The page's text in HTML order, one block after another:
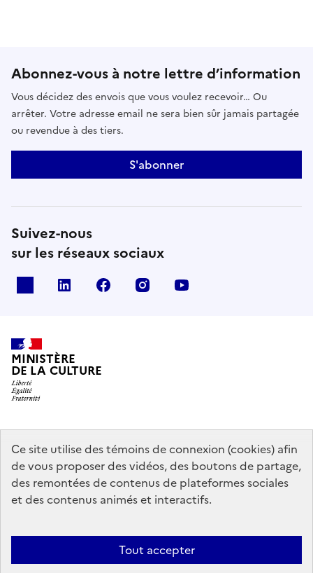
Ce site utilise des témoins de connexion (cookies) afin
de vous proposer des vidéos, des boutons de partage,
des remontées de contenus de plateformes sociales
et des contenus animés et interactifs.
Tout accepter
Abonnez-vous à notre lettre d’information
Vous décidez des envois que vous voulez recevoir… Ou
arrêter. Votre adresse email ne sera bien sûr jamais partagée
ou revendue à des tiers.
S'abonner
Suivez-nous
sur les réseaux sociaux
linkedin facebook instagram
MINISTÈRE
DE LA CULTURE
data.gouv.fr legifrance.gouv.fr
info.gouv.fr
service-public.gouv.fr
Mentions légales Accessibilité : partiellement conforme
Politique
d’utilisation des témoins de connexion (cookies)